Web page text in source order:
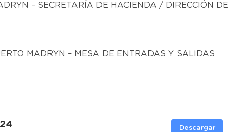
– SECRETARÍA DE HACIENDA / DIRECCIÓN DE
MADRYN – MESA DE ENTRADAS Y SALIDAS
Descargar